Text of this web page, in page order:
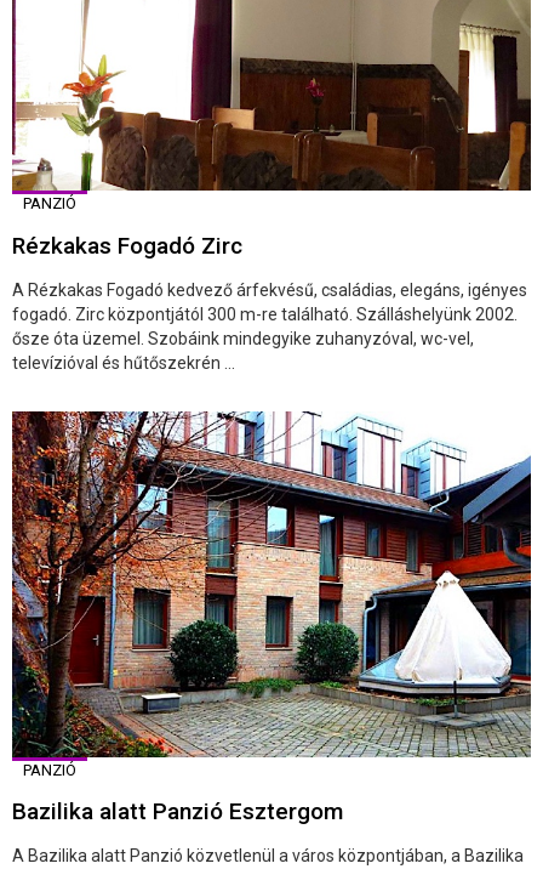
PANZIÓ
Rézkakas Fogadó Zirc
A Rézkakas Fogadó kedvező árfekvésű, családias, elegáns, igényes
fogadó. Zirc központjától 300 m-re található. Szálláshelyünk 2002.
ősze óta üzemel. Szobáink mindegyike zuhanyzóval, wc-vel,
televízióval és hűtőszekrén ...
PANZIÓ
Bazilika alatt Panzió Esztergom
A Bazilika alatt Panzió közvetlenül a város központjában, a Bazilika